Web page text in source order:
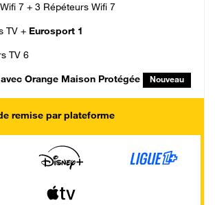
7 + 3 Répéteurs Wifi 7
TV + Eurosport 1
TV 6
avec Orange Maison Protégée Nouveau
remise par plateforme